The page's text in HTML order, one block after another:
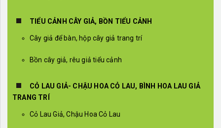
TIỂU CẢNH CÂY GIẢ, BỒN TIỂU CẢNH
Cây giả để bàn, hộp cây giả trang trí
Bồn cây giả, rêu giả tiểu cảnh
CỎ LAU GIẢ- CHẬU HOA CỎ LAU, BÌNH HOA LAU GIẢ
TRANG TRÍ
Cỏ Lau Giả, Chậu Hoa Cỏ Lau